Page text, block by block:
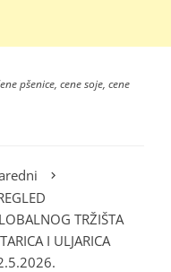
pšenice, cene soje, cene
TRŽIŠTA
I ULJARICA